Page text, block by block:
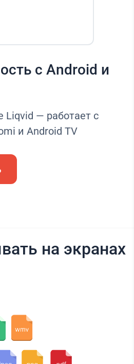
с Android и
Liqvid — работает с
и Android TV
на экранах